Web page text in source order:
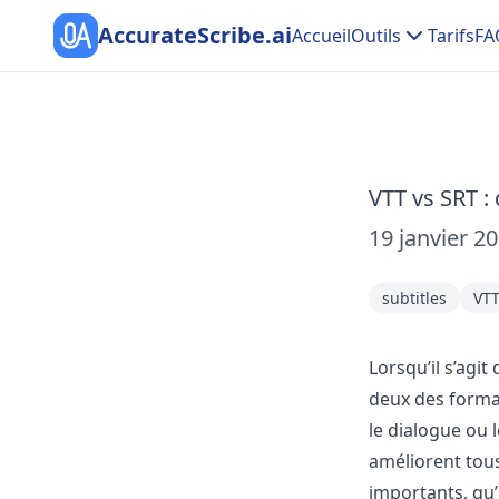
AccurateScribe.aiAccueilOutils Tarifs
VTT vs SRT
19 janvier
subtitles VTT
Lorsqu’il
deux des
le dialogue ou
améliorent
importants,